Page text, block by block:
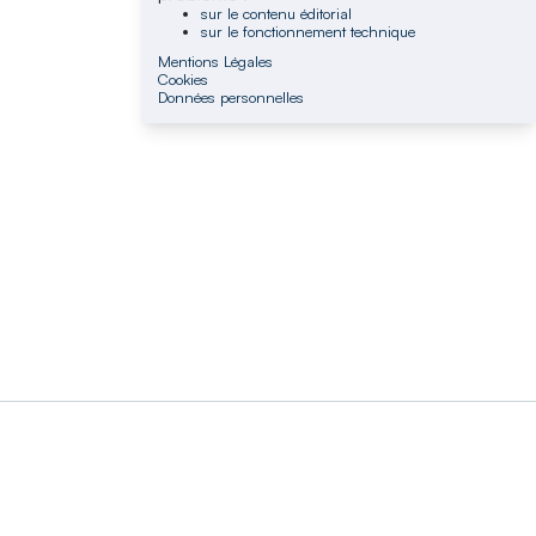
sur le contenu éditorial
sur le fonctionnement technique
Mentions Légales
Cookies
Données personnelles